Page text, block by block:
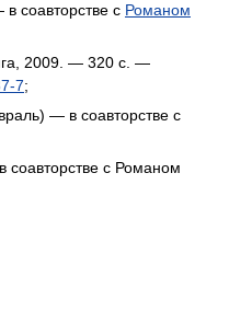
соавторстве с Романом
2009. — 320 с. —
7;
— в соавторстве с
с Романом